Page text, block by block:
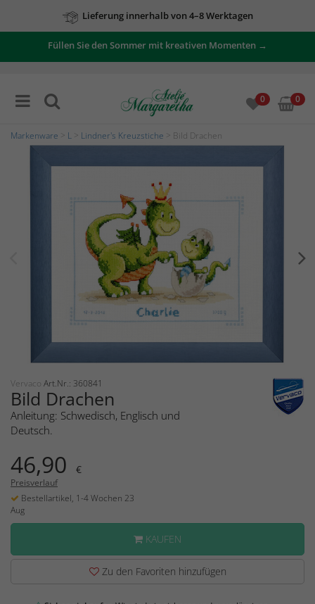
Lieferung innerhalb von 4–8 Werktagen
Füllen Sie den Sommer mit kreativen Momenten →
0 0
Markenware L Lindner's Kreuzstiche > Bild Drachen
Vervaco Art.Nr.: 360841
Bild Drachen
Anleitung: Schwedisch, Englisch und
Deutsch.
46,90 €
Preisverlauf
Bestellartikel, 1-4 Wochen 23
Aug
KAUFEN
Zu den Favoriten hinzufügen